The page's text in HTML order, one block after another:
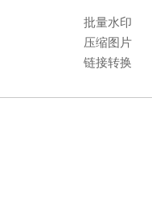
批量水印
压缩图片
链接转换